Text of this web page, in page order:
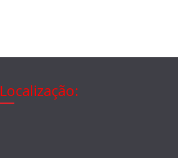
Localização: